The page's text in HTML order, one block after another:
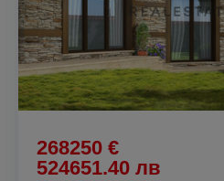
268250 €
524651.40 лв